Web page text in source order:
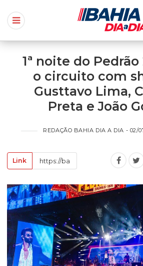
1ª noite do
o circuito com
Gusttavo Lima,
Preta e João
REDAÇÃO BAHIA DIA A DIA - 02/
Link